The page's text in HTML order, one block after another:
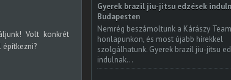
Volt konkrét
Gyerek brazil jiu-jitsu edzések
Budapesten
Nemrég beszámoltunk a Kárászy
honlapunkon, és most újabb hírekkel
szolgálhatunk. Gyerek brazil jiu-jitsu
indulnak...